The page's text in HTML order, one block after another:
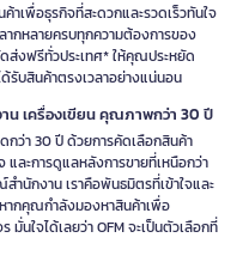
เพื่อธุรกิจที่สะดวกและรวดเร็วทันใจ
กหลายครบทุกความต้องการของ
ฟรีทั่วประเทศ* ให้คุณประหยัด
ด้รับสินค้าตรงเวลาอย่างแน่นอน
น เครื่องเขียน คุณภาพกว่า 30 ปี
กว่า 30 ปี ด้วยการคัดเลือกสินค้า
ละการดูแลหลังการขายที่เหนือกว่า
นักงาน เราคือพันธมิตรที่เข้าใจและ
ากคุณกำลังมองหาสินค้าเพื่อ
นใจได้เลยว่า OFM จะเป็นตัวเลือกที่